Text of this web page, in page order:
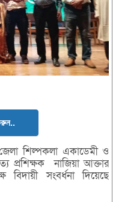
শিল্পকলা একাডেমী ও
প্রশিক্ষক নাজিয়া আক্তার
সংবর্ধনা দিয়েছে